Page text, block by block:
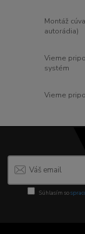
Montáž
autorádia)
Vieme
systém
Vieme
Súhlasím so